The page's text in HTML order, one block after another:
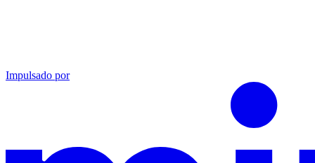
Impulsado por